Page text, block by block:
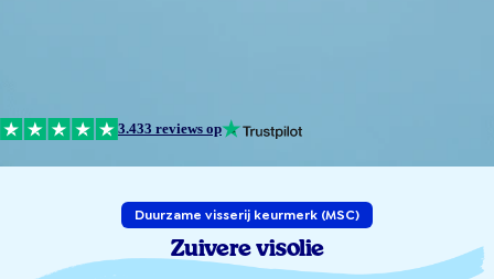
3.433 reviews op
Duurzame visserij keurmerk (MSC)
Zuivere visolie